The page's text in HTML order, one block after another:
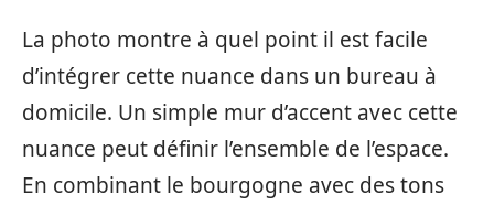
La photo montre à quel point il est facile
d’intégrer cette nuance dans un bureau à
domicile. Un simple mur d’accent avec cette
nuance peut définir l’ensemble de l’espace.
En combinant le bourgogne avec des tons